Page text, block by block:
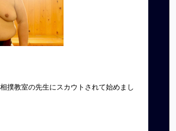
撲教室の先生にスカウトされて始めまし